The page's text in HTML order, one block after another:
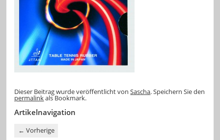
Dieser Beitrag wurde veröffentlicht vonSascha. Speichern Sie den
permalinkals Bookmark.
Artikelnavigation
← Vorherige